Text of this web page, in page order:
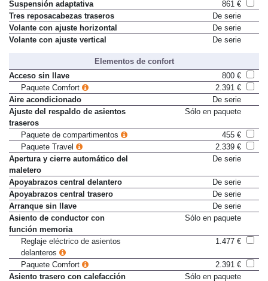
Suspensión M Sport
De serie
Suspensión adaptativa
861 €
Tres reposacabezas traseros
De serie
Volante con ajuste horizontal
De serie
Elementos de confort
Acceso sin llave
800 €
Paquete Comfort
2.391 €
Aire acondicionado
De serie
Ajuste del respaldo de asientos
traseros
Paquete de compartimentos
455 €
Paquete Travel
2.339 €
Apertura y cierre automático del
maletero
Apoyabrazos central delantero
De serie
Apoyabrazos central trasero
De serie
Arranque sin llave
De serie
Asiento de conductor con
función memoria
Reglaje eléctrico de asientos
delanteros
Paquete Comfort
2.391 €